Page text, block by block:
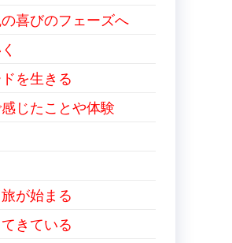
喜びのフェーズへ
を生きる
じたことや体験
が始まる
きている